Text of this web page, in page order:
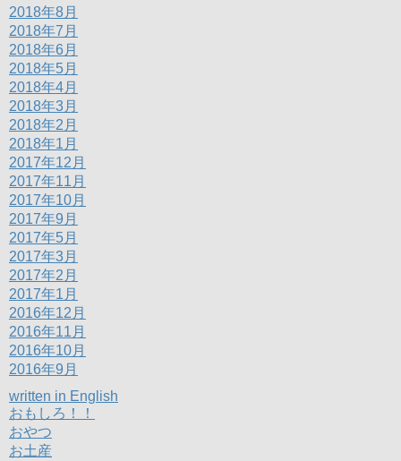
2018年8月
2018年7月
2018年6月
2018年5月
2018年4月
2018年3月
2018年2月
2018年1月
2017年12月
2017年11月
2017年10月
2017年9月
2017年5月
2017年3月
2017年2月
2017年1月
2016年12月
2016年11月
2016年10月
2016年9月
written in English
おもしろ！！
おやつ
お土産